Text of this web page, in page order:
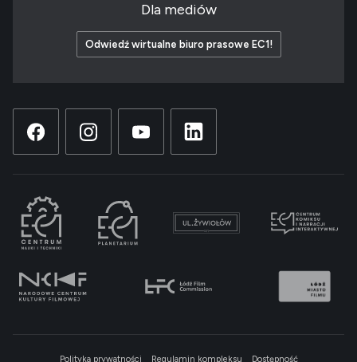
Dla mediów
Odwiedź wirtualne biuro prasowe EC1!
Polityka prywatności Regulamin kompleksu Dostępność